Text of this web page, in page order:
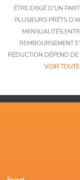
ÊTRE EXIGÉ D’UN
PLUSIEURS PRÊTS
MENSUALITÉS
REMBOURSEMENT
RÉDUCTION DÉPEND
VOIR